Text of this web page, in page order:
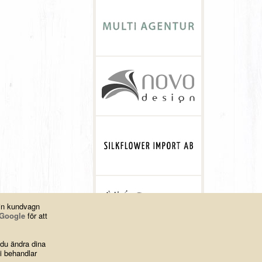
kundvagn
för att
ändra dina
behandlar